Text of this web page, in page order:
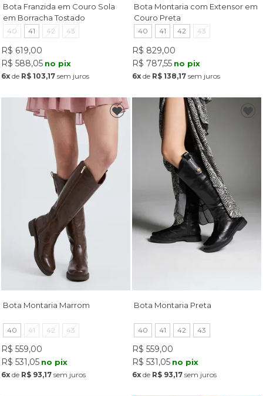
Bota Franzida em Couro Sola
em Borracha Tostado
40 41 42 43
R$ 619,00
R$ 588,05 no pix
6xde R$ 103,17sem juros
Bota Montaria com Extensor em
Couro Preta
40 41 42 43
R$ 829,00
R$ 787,55 no pix
6x de R$ 138,17 sem juros
Bota Montaria Marrom
40 41 42 43
R$ 559,00
R$ 531,05 no pix
6xde R$ 93,17sem juros
Bota Montaria Preta
40 41 42 43
R$ 559,00
R$ 531,05 no pix
6x de R$ 93,17 sem juros